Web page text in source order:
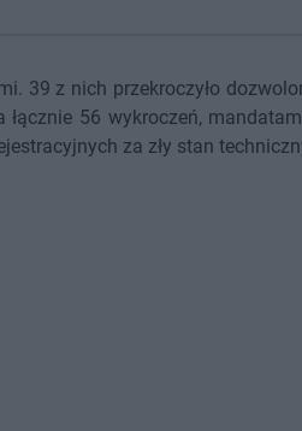
39 z nich przekroczyło
56 wykroczeń,
za zły stan